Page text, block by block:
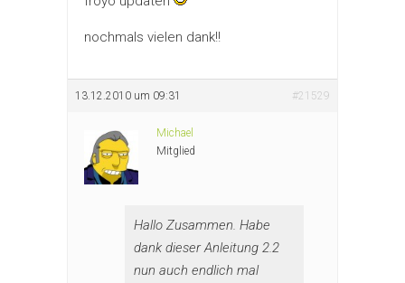
nochmals vielen dank!!
13.12.2010 um 09:31 #21529
Michael
Mitglied
Hallo Zusammen. Habe
dank dieser Anleitung 2.2
nun auch endlich mal